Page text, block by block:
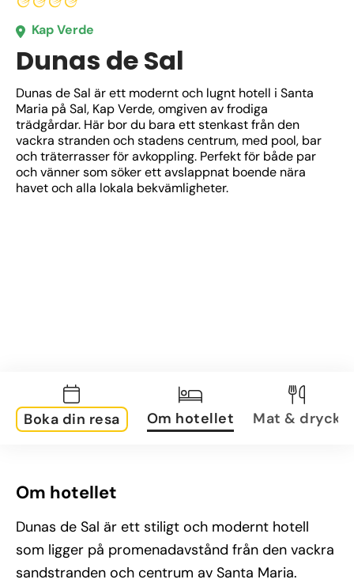
Kap Verde
Dunas de Sal
Dunas de Sal är ett modernt och lugnt hotell i Santa
Maria på Sal, Kap Verde, omgiven av frodiga
trädgårdar. Här bor du bara ett stenkast från den
vackra stranden och stadens centrum, med pool, bar
och träterrasser för avkoppling. Perfekt för både par
och vänner som söker ett avslappnat boende nära
havet och alla lokala bekvämligheter.
Boka din resa Om hotellet Mat & dryck
Om hotellet
Dunas de Sal är ett stiligt och modernt hotell
som ligger på promenadavstånd från den vackra
sandstranden och centrum av Santa Maria.